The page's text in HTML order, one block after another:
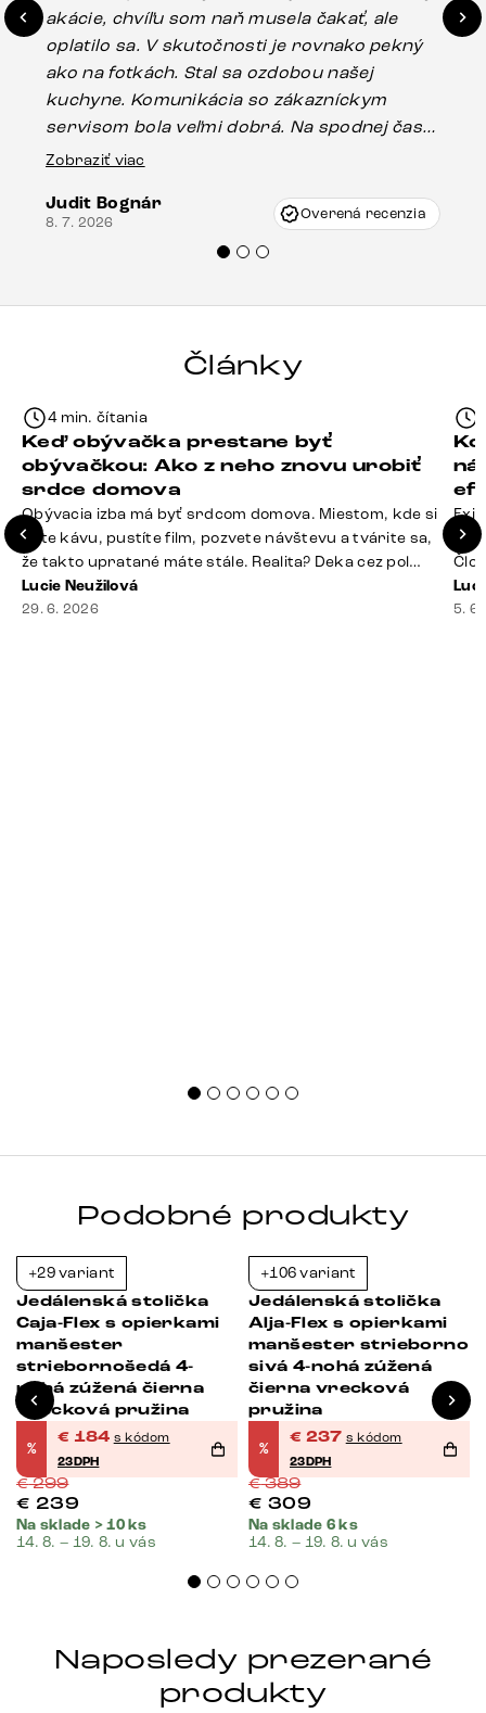
akácie, chvíľu som naň musela čakať, ale
oplatilo sa. V skutočnosti je rovnako pekný
ako na fotkách. Stal sa ozdobou našej
kuchyne. Komunikácia so zákazníckym
servisom bola veľmi dobrá. Na spodnej časti
stola bolo malé poškodenie, pravdepodobne
Vincze pri riešení mojej záležitosti pristúpili
veľmi korektne. Odporúčam produkty Delife
Zobraziť viac
Judit Bognár
8. 7. 2026 Overená recenzia
Články
4 min. čítania
Keď obývačka prestane byť
obývačkou: Ako z neho znovu urobiť
srdce domova
Obývacia izba má byť srdcom domova. Miestom, kde si
dáte kávu, pustíte film, pozvete návštevu a tvárite sa,
že takto upratané máte stále. Realita? Deka cez pol
sedačky, ovládač záhadne zmizol, konferenčný stolík
slúži ako odkladisko všetkého od účteniek po balzam
Lucie Neužilová
29. 6. 2026
si
5.
Podobné produkty
+29 variant
Jedálenská stolička
Caja-Flex s opierkami
manšester
striebornošedá 4-
nohá zúžená čierna
vrecková pružina
%
€ 184 s kódom
23DPH
€299
€ 239
Na sklade > 10 ks
14. 8. – 19. 8. u vás
+106 variant
Jedálenská stolička
Alja-Flex s opierkami
manšester strieborno
sivá 4-nohá zúžená
čierna vrecková
pružina
%
€ 237 s kódom
23DPH
€389
€ 309
Na sklade 6 ks
14. 8. – 19. 8. u vás
Naposledy prezerané
produkty